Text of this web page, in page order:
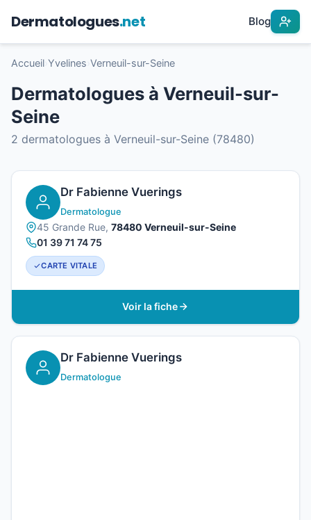
Dermatologues.net Blog
Accueil Yvelines Verneuil-sur-Seine
Dermatologues à Verneuil-sur-
Seine
2 dermatologues à Verneuil-sur-Seine (78480)
Dr Fabienne Vuerings
Dermatologue
45 Grande Rue, 78480 Verneuil-sur-Seine
01 39 71 74 75
CARTE VITALE
Voir la fiche
Dr Fabienne Vuerings
Dermatologue